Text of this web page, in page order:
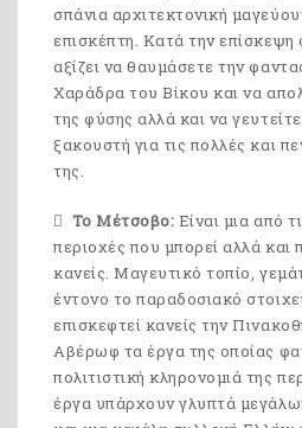
σπάνια αρχιτεκτονική
επισκέπτη. Κατά την
αξίζει να θαυμάσετε την
Χαράδρα του Βίκου και να
της φύσης αλλά και να
ξακουστή για τις πολλές και
της.
Το Μέτσοβο: Είναι μια από
περιοχές που μπορεί αλλά και
κανείς. Μαγευτικό τοπίο,
έντονο το παραδοσιακό
επισκεφτεί κανείς την
Αβέρωφ τα έργα της οποίας
πολιτιστική κληρονομιά της
έργα υπάρχουν γλυπτά